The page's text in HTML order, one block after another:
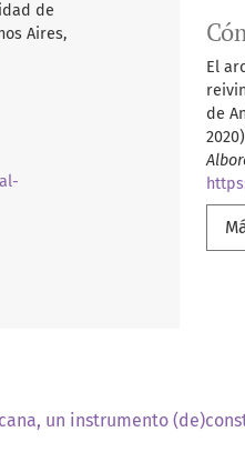
El
de
de
Aires,
un instrumento